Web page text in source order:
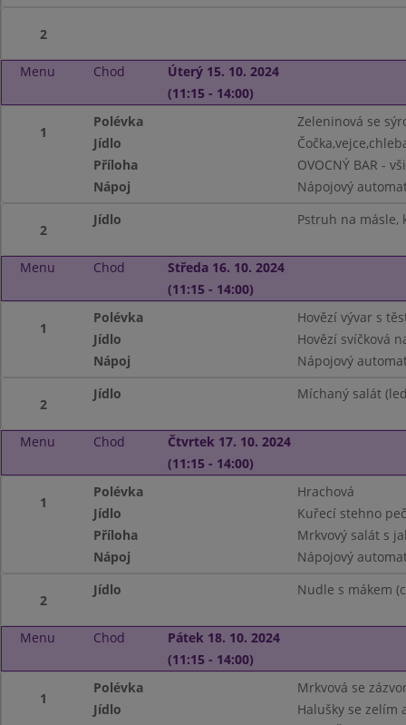
2
Menu Chod
Úterý 15. 10. 2024
(11:15 - 14:00)
1
Polévka
Zeleninová se
Jídlo
Příloha
OVOCNÝ BAR -
Nápoj
Nápojový
2
Jídlo Pstruh na másle,
Menu Chod
Středa 16. 10. 2024
(11:15 - 14:00)
1
Polévka
Hovězí vývar s
Jídlo
Hovězí svíčková
Nápoj
Nápojový
2
Jídlo Míchaný salát
Menu Chod
Čtvrtek 17. 10. 2024
(11:15 - 14:00)
1
Polévka
Hrachová
Jídlo
Kuřecí stehno
Příloha
Mrkvový salát s
Nápoj
Nápojový
2
Jídlo Nudle s mákem
Menu Chod
Pátek 18. 10. 2024
(11:15 - 14:00)
1
Polévka
Mrkvová se
Jídlo
Halušky se zelím